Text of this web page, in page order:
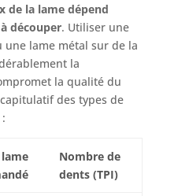
de la lame dépend
découper. Utiliser une
une lame métal sur de la
la
la qualité du
des types de
Nombre de
dents (TPI)